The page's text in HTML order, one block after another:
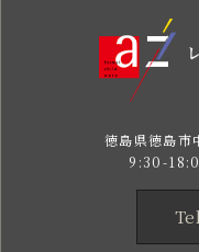
徳島県徳島市
9:30-